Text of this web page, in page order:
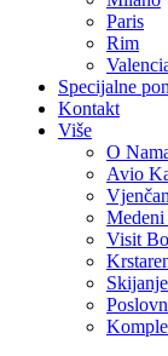
Paris
Rim
Specijalne
Kontakt
Više
O
Avio
Medeni
Visit
Skijanje